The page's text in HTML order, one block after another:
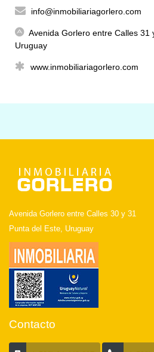
info@inmobiliariagorlero.com
Avenida Gorlero entre Calles 31
Uruguay
www.inmobiliariagorlero.com
Avenida Gorlero entre Calles 30 y 31
Punta del Este, Uruguay
Contacto